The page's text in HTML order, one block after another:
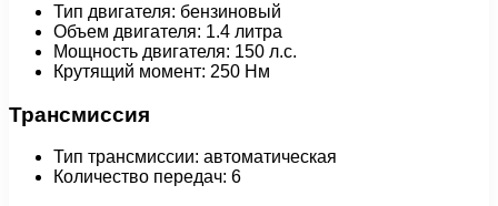
Тип двигателя: бензиновый
Объем двигателя: 1.4 литра
Мощность двигателя: 150 л.с.
Крутящий момент: 250 Нм
Трансмиссия
Тип трансмиссии: автоматическая
Количество передач: 6